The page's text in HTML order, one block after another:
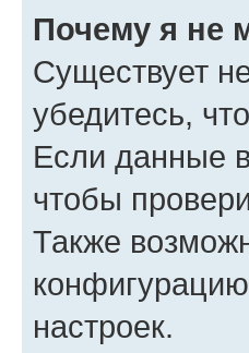
Почему я не
Существует
убедитесь,
Если данные
чтобы
Также
настроек.